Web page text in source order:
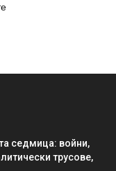
седмица: войни,
трусове,